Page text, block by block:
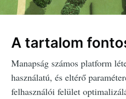
A tartalom
Manapság számos platform
használatú, és eltérő
felhasználói felület